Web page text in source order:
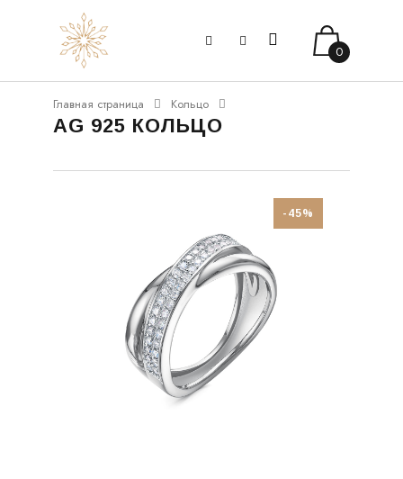
0
Главная страница Кольцо
AG 925 КОЛЬЦО
-45%